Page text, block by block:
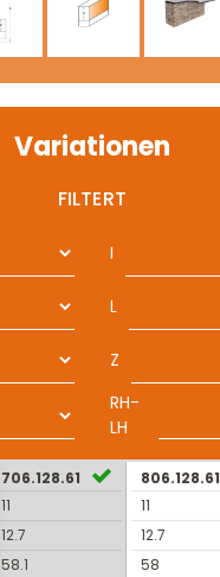
Variationen
FILTERT
I
L
Z
RH-
LH
706.128.61
11
12.7
58.1
806.128.61
11
12.7
58